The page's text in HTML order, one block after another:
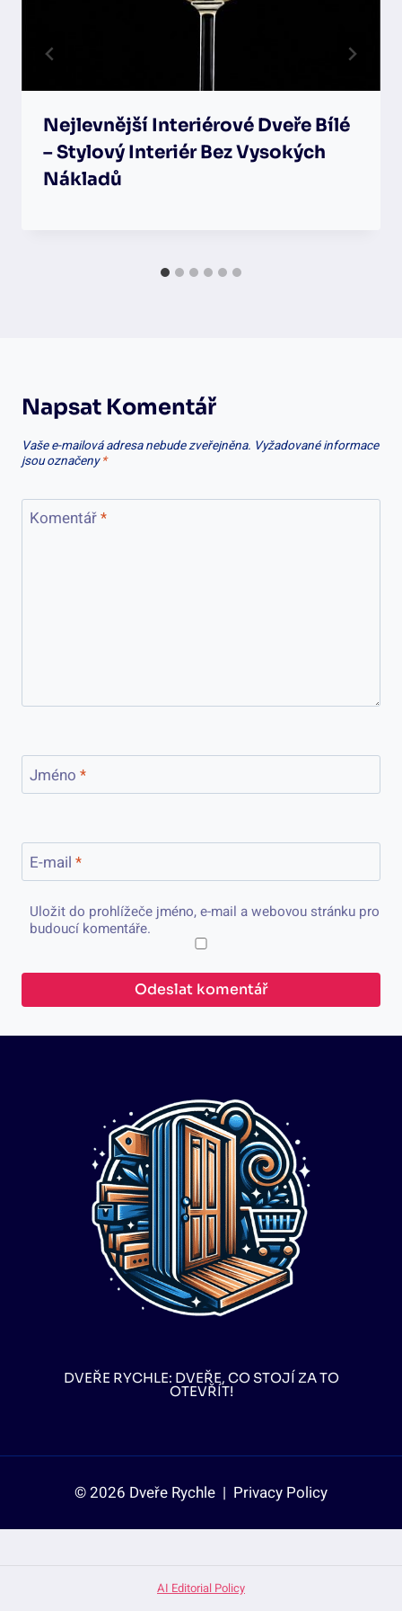
Nejlevnější Interiérové Dveře Bílé
– Stylový Interiér Bez Vysokých
Nákladů
Napsat Komentář
Vaše e-mailová adresa nebude zveřejněna. Vyžadované informace
jsou označeny*
Komentář*
Jméno *
E-mail *
Uložit do prohlížeče jméno, e-mail a webovou stránku pro
budoucí komentáře.
DVEŘE RYCHLE: DVEŘE, CO STOJÍ ZA TO
OTEVŘÍT!
© 2026 Dveře Rychle | Privacy Policy
AI Editorial Policy